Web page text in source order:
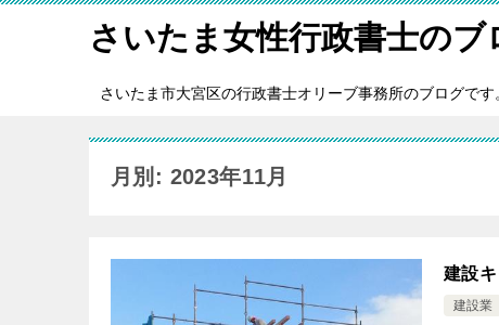
さいたま女性行政書士のブ
さいたま市大宮区の行政書士オリーブ事務所のブログです
月別: 2023年11月
建設
建設業